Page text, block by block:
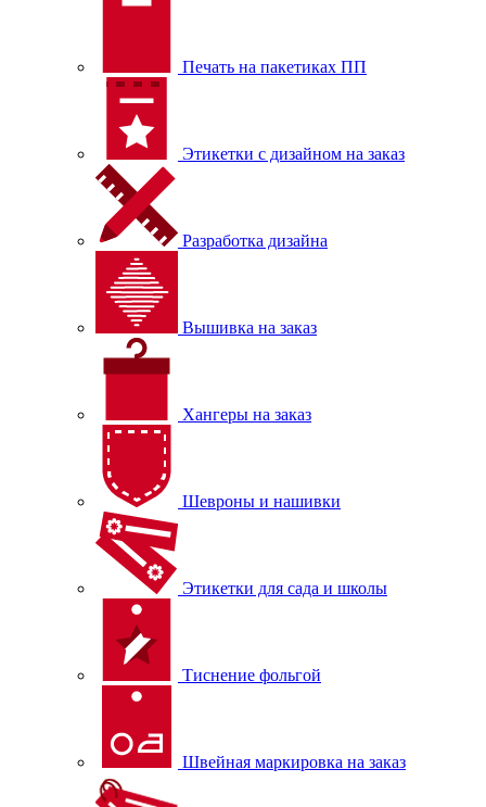
Печать на пакетиках ПП
Этикетки с дизайном на заказ
Разработка дизайна
Вышивка на заказ
Хангеры на заказ
Шевроны и нашивки
Этикетки для сада и школы
Тиснение фольгой
Швейная маркировка на заказ